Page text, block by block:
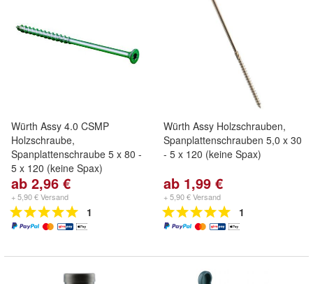
Würth Assy 4.0 CSMP
Holzschraube,
Spanplattenschraube 5 x 80 -
5 x 120 (keine Spax)
ab 2,96 €
+ 5,90 € Versand
1
Würth Assy Holzschrauben,
Spanplattenschrauben 5,0 x 30
- 5 x 120 (keine Spax)
ab 1,99 €
+ 5,90 € Versand
1